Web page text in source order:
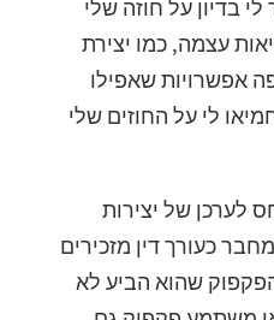
בדיון על חוזה שלי
עצמה, כמו יצירת
אפשרויות שאפילו
לי על החוזים שלי
לערכן של יצירות
כעורך דין מזכירים
שהוא הביע לא